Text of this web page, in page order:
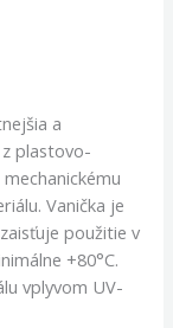
a
plastovo-
Vanička je
použitie v
+80°C.
vplyvom UV-